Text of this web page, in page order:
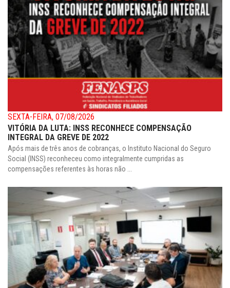
SEXTA-FEIRA, 07/08/2026
VITÓRIA DA LUTA: INSS RECONHECE COMPENSAÇÃO
INTEGRAL DA GREVE DE 2022
Após mais de três anos de cobranças, o Instituto Nacional do Seguro
Social (INSS) reconheceu como integralmente cumpridas as
compensações referentes às horas não ...